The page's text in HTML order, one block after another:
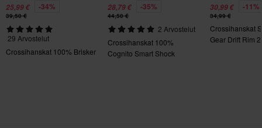
25,99 € -34%
39,50 €
29 Arvostelut
Crossihanskat 100% Brisker
28,79 € -35%
44,50 €
2 Arvostelut
Crossihanskat 100%
Cognito Smart Shock
30,99 € -11%
34,99 €
Crossihanskat
Gear Drift Rim